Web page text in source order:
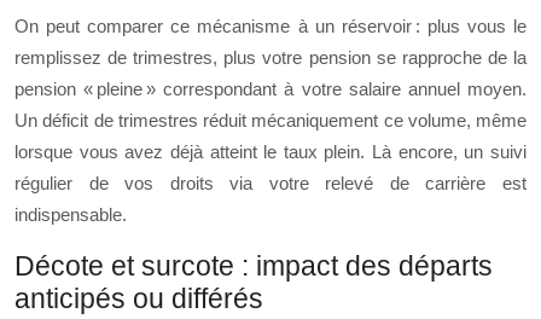
On peut comparer ce mécanisme à un réservoir : plus vous le
remplissez de trimestres, plus votre pension se rapproche de la
pension « pleine » correspondant à votre salaire annuel moyen.
Un déficit de trimestres réduit mécaniquement ce volume, même
lorsque vous avez déjà atteint le taux plein. Là encore, un suivi
régulier de vos droits via votre relevé de carrière est
indispensable.
Décote et surcote : impact des départs
anticipés ou différés